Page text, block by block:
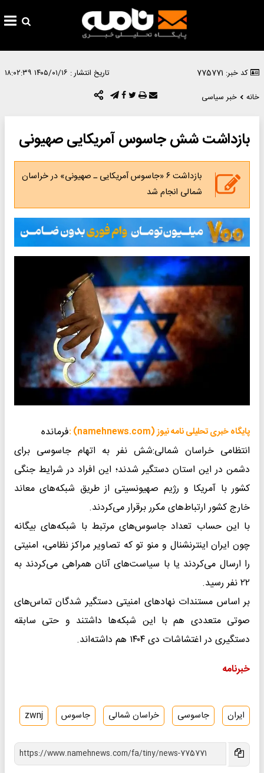
کد خبر: 775771 تاریخ انتشار : ۱۴۰۵/۰۱/۱۶ ۱۸:۰۲:۳۹
خانه
خبر سیاسی
بازداشت شش جاسوس آمریکایی صهیونی
بازداشت ۶ «جاسوس آمریکایی ـ صهیونی» در خراسان
شمالی انجام شد
پایگاه خبری تحلیلی نامه نیوز (namehnews.com) :
فرمانده
انتظامی خراسان شمالی:شش نفر به اتهام جاسوسی برای
دشمن در این استان دستگیر شدند؛ ‌این افراد در شرایط جنگی
کشور با آمریکا و رژیم صهیونسیتی از طریق شبکه‌های معاند
خارج کشور ارتباط‌های مکرر برقرار می‌کردند.
با این حساب تعداد جاسوس‌های مرتبط با شبکه‌های بیگانه
چون ایران اینترنشنال و منو تو که تصاویر مراکز نظامی، امنیتی
را ارسال می‌کردند یا با سیاست‌های آنان همراهی می‌کردند به
۲۲ نفر رسید.
بر اساس مستندات نهادهای امنیتی دستگیر شدگان تماس‌های
صوتی متعددی هم با این شبکه‌ها داشتند و حتی سابقه
دستگیری در اغتشاشات دی ۱۴۰۴ هم داشته‌اند.
خبرنامه
ایران جاسوسی خراسان شمالی جاسوس zwnj